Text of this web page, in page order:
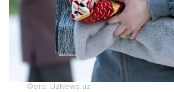
Фото: UzNews.uz